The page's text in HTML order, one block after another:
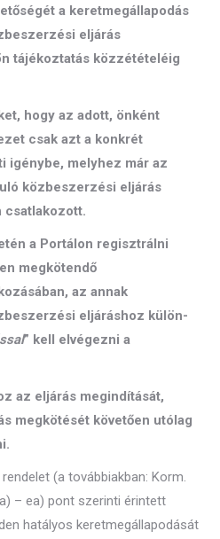
a keretmegállapodás
eljárás
tájékoztatás közzétételéig
hogy az adott, önként
csak azt a konkrét
igénybe, melyhez már az
közbeszerzési eljárás
csatlakozott.
a Portálon regisztrálni
megkötendő
az annak
eljáráshoz külön-
” kell elvégezni a
az eljárás megindítását,
megkötését követően utólag
(a továbbiakban: Korm.
– ea) pont szerinti érintett
hatályos keretmegállapodását